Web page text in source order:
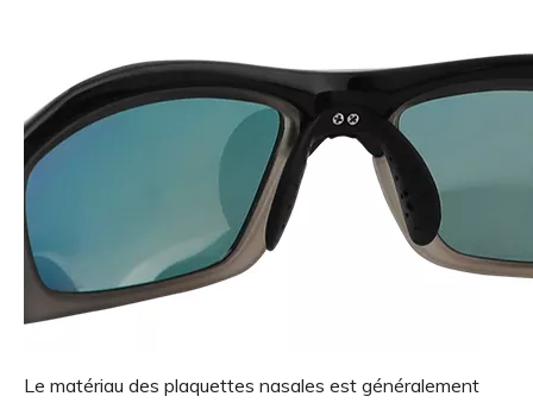
Le matériau des plaquettes nasales est généralement